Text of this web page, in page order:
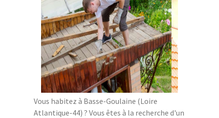
Vous habitez à Basse-Goulaine (Loire
Atlantique-44) ? Vous êtes à la recherche d'un